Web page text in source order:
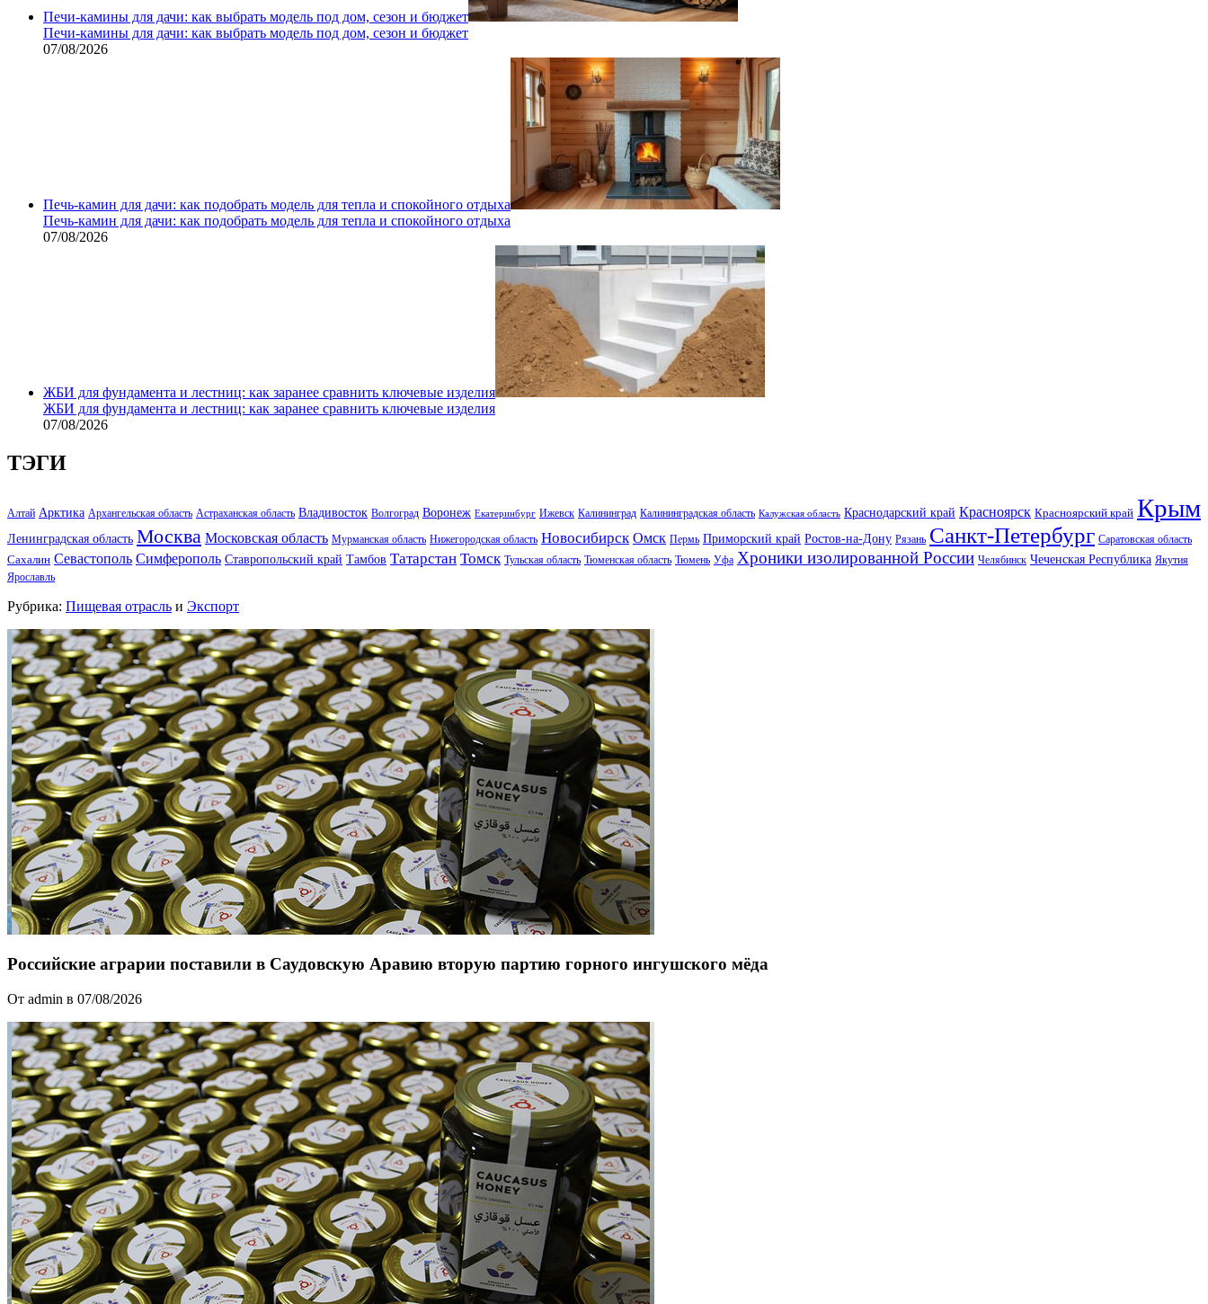
Печи-камины для дачи: как выбрать модель под дом, сезон и бюджет
Печи-камины для дачи: как выбрать модель под дом, сезон и бюджет
07/08/2026
Печь-камин для дачи: как подобрать модель для тепла и спокойного отдыха
Печь-камин для дачи: как подобрать модель для тепла и спокойного отдыха
07/08/2026
ЖБИ для фундамента и лестниц: как заранее сравнить ключевые изделия
ЖБИ для фундамента и лестниц: как заранее сравнить ключевые изделия
07/08/2026
ТЭГИ
Алтай Арктика Архангельская область Астраханская область Владивосток Волгоград Воронеж Екатеринбург Ижевск Калининград Калининградская область Калужская область Краснодарский край Красноярск Красноярский край Крым
Ленинградская область Москва Московская область Мурманская область Нижегородская область Новосибирск Омск Пермь Приморский край Ростов-на-Дону Рязань Санкт-Петербург Саратовская область
Сахалин Севастополь Симферополь Ставропольский край Тамбов Татарстан Томск Тульская область Тюменская область Тюмень Уфа Хроники изолированной России Челябинск Чеченская Республика Якутия
Ярославль
Рубрика: Пищевая отрасль и Экспорт
Российские аграрии поставили в Саудовскую Аравию вторую партию горного ингушского мёда
От admin в 07/08/2026